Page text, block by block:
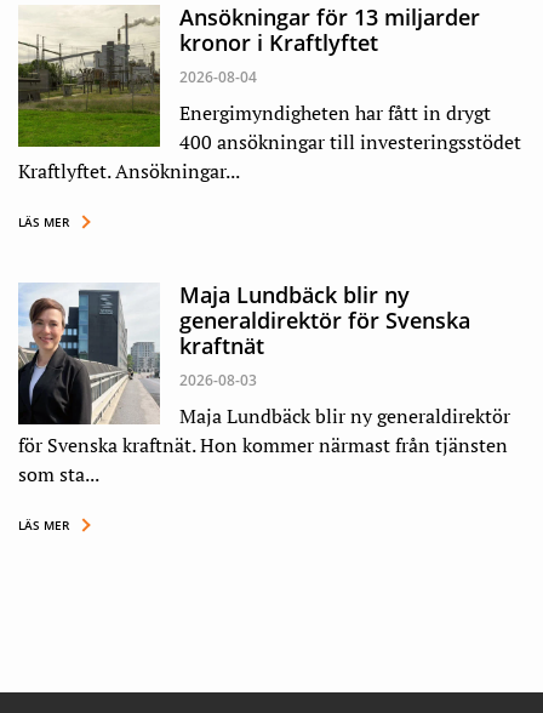
Ansökningar för 13 miljarder
kronor i Kraftlyftet
2026-08-04
Energimyndigheten har fått in drygt
400 ansökningar till investeringsstödet
Kraftlyftet. Ansökningar...
LÄS MER
Maja Lundbäck blir ny
generaldirektör för Svenska
kraftnät
2026-08-03
Maja Lundbäck blir ny generaldirektör
för Svenska kraftnät. Hon kommer närmast från tjänsten
som sta...
LÄS MER